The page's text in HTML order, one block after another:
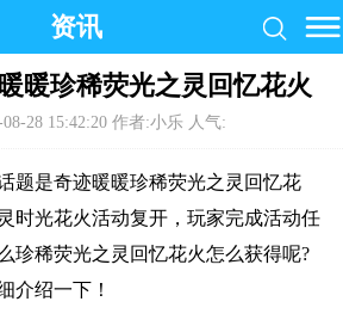
资讯
暖珍稀荧光之灵回忆花火
28 15:42:20 作者:小乐 人气:
题是奇迹暖暖珍稀荧光之灵回忆花
时光花火活动复开，玩家完成活动任
珍稀荧光之灵回忆花火怎么获得呢?
介绍一下！